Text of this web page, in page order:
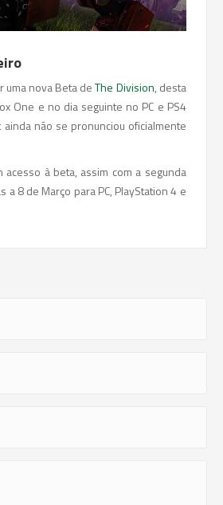
uma nova Beta de The Division, desta
One e no dia seguinte no PC e PS4
não se pronunciou oficialmente
à beta, assim com a segunda
8 de Março para PC, PlayStation 4 e